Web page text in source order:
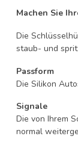
Machen Sie
Die
staub- und
Passform
Die Silikon
Signale
Die von Ihrem
normal